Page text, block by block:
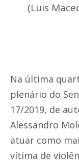
(Luis
Na última
plenário do
17/2019, de
Alessandro
atuar como
vítima de